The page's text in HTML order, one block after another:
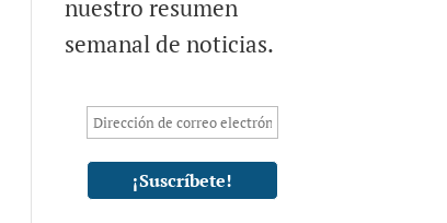
nuestro resumen
semanal de noticias.